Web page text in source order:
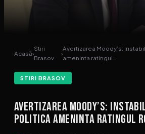
Acasă›
Stiri
Brasov
›
Avertizarea Moody’s:
ameninta ratingul…
STIRI BRASOV
Avertizarea Moody’s:
politica ameninta ratingul